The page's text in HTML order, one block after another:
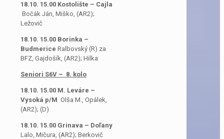
18.10. 15.00 Kostolište – Cajla
Bočák Ján, Miško, (AR2);
Ležovič
18.10. 15.00 Borinka –
Budmerice Ralbovský (R) za
BFZ, Gajdošík, (AR2); Hilka
Seniori S6V – 8. kolo
18.10. 15.00 M. Leváre –
Vysoká p/M Olša M., Opálek,
(AR2); (D)
18.10. 15.00 Grinava – Doľany
Lalo, Mičura, (AR2); Berkovič